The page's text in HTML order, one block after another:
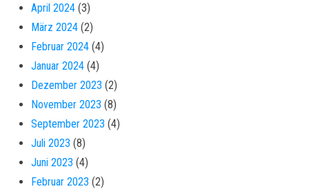
April 2024 (3)
März 2024 (2)
Februar 2024 (4)
Januar 2024 (4)
Dezember 2023 (2)
November 2023 (8)
September 2023 (4)
Juli 2023 (8)
Juni 2023 (4)
Februar 2023 (2)